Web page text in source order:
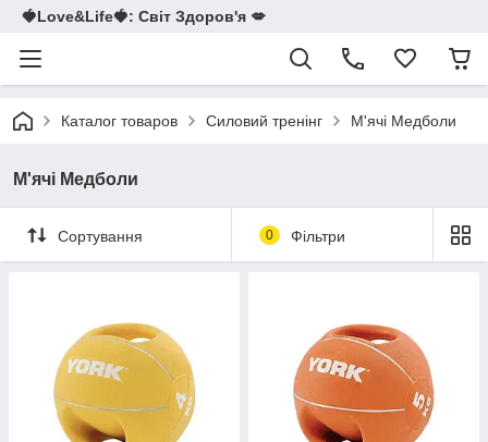
🍓Love&Life🍓: Світ Здоров'я 💋
Каталог товаров Силовий тренінг М'ячі Медболи
М'ячі Медболи
Сортування 0 Фільтри